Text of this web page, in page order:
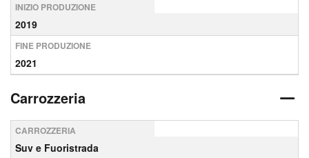
INIZIO PRODUZIONE
2019
FINE PRODUZIONE
2021
Carrozzeria
CARROZZERIA
Suv e Fuoristrada